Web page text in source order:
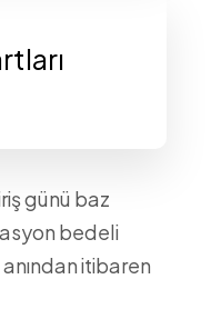
günü baz
bedeli
itibaren